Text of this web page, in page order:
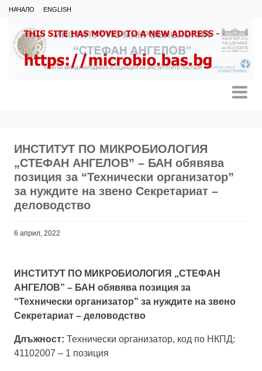
НАЧАЛО ENGLISH
ИНСТИТУТ ПО МИКРОБИОЛОГИЯ
„СТЕФАН АНГЕЛОВ” – БАН обявява
позиция за “Технически организатор”
за нуждите на звено Секретариат –
деловодство
6 април, 2022
ИНСТИТУТ ПО МИКРОБИОЛОГИЯ „СТЕФАН
АНГЕЛОВ” – БАН обявява позиция за
“Технически организатор” за нуждите на звено
Секретариат – деловодство
Длъжност: Технически организатор, код по НКПД:
41102007 – 1 позиция